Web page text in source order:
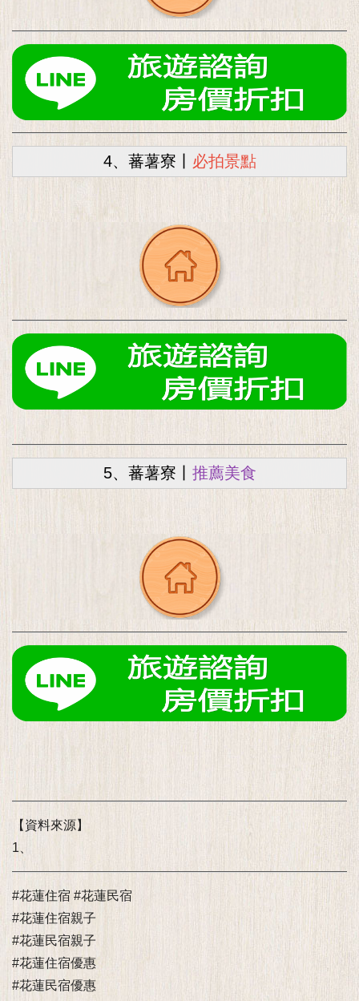
4、蕃薯寮丨 必拍景點
5、蕃薯寮丨 推薦美食
【資料來源】
1、
#花蓮住宿 #花蓮民宿
#花蓮住宿親子
#花蓮民宿親子
#花蓮住宿優惠
#花蓮民宿優惠